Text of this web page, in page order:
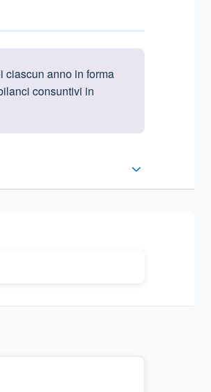
ciascun anno in forma
consuntivi in